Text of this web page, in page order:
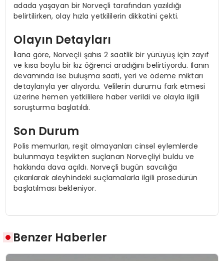
adada yaşayan bir Norveçli tarafından yazıldığı
belirtilirken, olay hızla yetkililerin dikkatini çekti.
Olayın Detayları
İlana göre, Norveçli şahıs 2 saatlik bir yürüyüş için zayıf
ve kısa boylu bir kız öğrenci aradığını belirtiyordu. İlanın
devamında ise buluşma saati, yeri ve ödeme miktarı
detaylarıyla yer alıyordu. Velilerin durumu fark etmesi
üzerine hemen yetkililere haber verildi ve olayla ilgili
soruşturma başlatıldı.
Son Durum
Polis memurları, reşit olmayanları cinsel eylemlerde
bulunmaya teşvikten suçlanan Norveçliyi buldu ve
hakkında dava açıldı. Norveçli bugün savcılığa
çıkarılarak aleyhindeki suçlamalarla ilgili prosedürün
başlatılması bekleniyor.
Benzer Haberler